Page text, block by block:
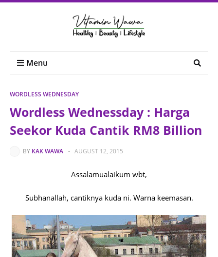
Menu
WORDLESS WEDNESDAY
Wordless Wednessday : Harga
Seekor Kuda Cantik RM8 Billion
BY KAK WAWA - AUGUST 12, 2015
Assalamualaikum wbt,
Subhanallah, cantiknya kuda ni. Warna keemasan.